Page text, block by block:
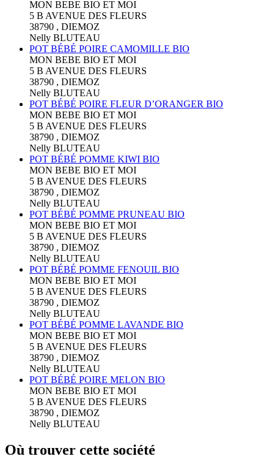
MON BEBE BIO ET MOI
5 B AVENUE DES FLEURS
38790 , DIEMOZ
Nelly BLUTEAU
POT BÉBÉ POIRE CAMOMILLE BIO
MON BEBE BIO ET MOI
5 B AVENUE DES FLEURS
38790 , DIEMOZ
Nelly BLUTEAU
POT BÉBÉ POIRE FLEUR D’ORANGER BIO
MON BEBE BIO ET MOI
5 B AVENUE DES FLEURS
38790 , DIEMOZ
Nelly BLUTEAU
POT BÉBÉ POMME KIWI BIO
MON BEBE BIO ET MOI
5 B AVENUE DES FLEURS
38790 , DIEMOZ
Nelly BLUTEAU
POT BÉBÉ POMME PRUNEAU BIO
MON BEBE BIO ET MOI
5 B AVENUE DES FLEURS
38790 , DIEMOZ
Nelly BLUTEAU
POT BÉBÉ POMME FENOUIL BIO
MON BEBE BIO ET MOI
5 B AVENUE DES FLEURS
38790 , DIEMOZ
Nelly BLUTEAU
POT BÉBÉ POMME LAVANDE BIO
MON BEBE BIO ET MOI
5 B AVENUE DES FLEURS
38790 , DIEMOZ
Nelly BLUTEAU
POT BÉBÉ POIRE MELON BIO
MON BEBE BIO ET MOI
5 B AVENUE DES FLEURS
38790 , DIEMOZ
Nelly BLUTEAU
Où trouver cette société